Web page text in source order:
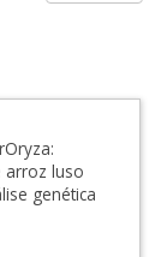
arroz luso
genética